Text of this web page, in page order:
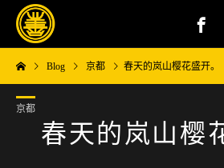
Blog 京都 春天的岚山樱花盛开。
京都
春天的岚山樱